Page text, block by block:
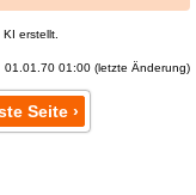
erstellt.
01.01.70 01:00 (letzte Änderung)
Seite ›